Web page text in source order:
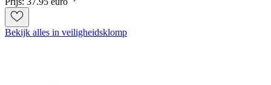
Bekijk alles in veiligheidsklomp